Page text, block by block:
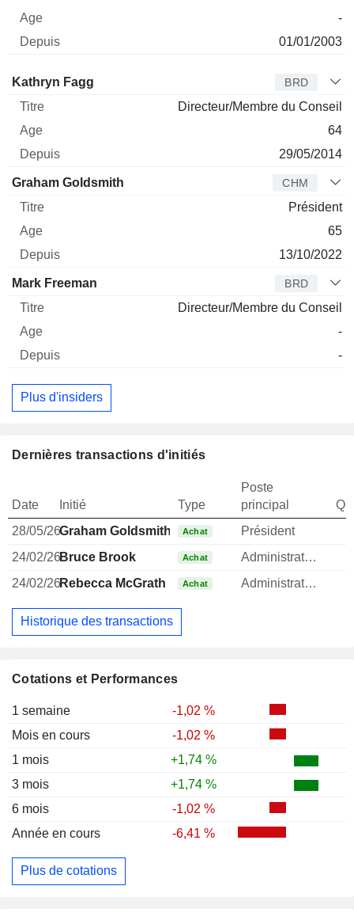
Cotations et Performances
1 semaine
-1,02 %
Mois en cours
-1,02 %
1 mois
+1,74 %
3 mois
+1,74 %
6 mois
-1,02 %
Année en cours
-6,41 %
Plus de cotations
-
01/01/2003
Administrateur
Kathryn Fagg BRD
Directeur/Membre du Conseil
64
29/05/2014
Graham Goldsmith CHM
Président
65
13/10/2022
Mark Freeman BRD
Directeur/Membre du Conseil
-
-
Plus d'insiders
Dernières transactions d'initiés
Date Initié Type
Poste
principal
28/05/26Graham Goldsmith Achat
Président
24/02/26Bruce Brook Achat
Administrateur
24/02/26Rebecca McGrath Achat Administrateur
Historique des transactions